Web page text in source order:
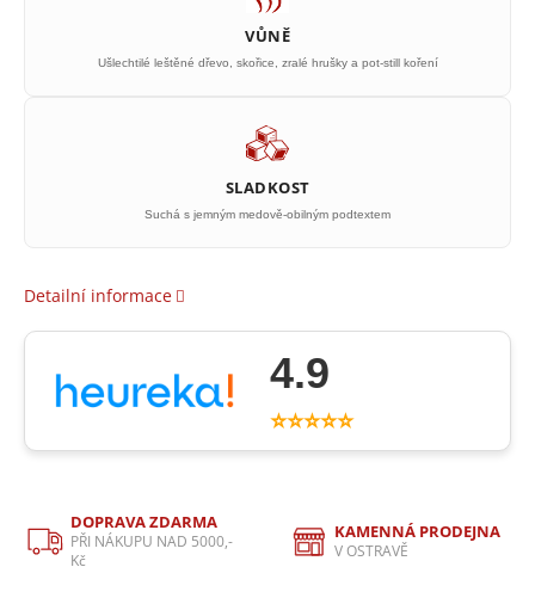
VŮNĚ
Ušlechtilé leštěné dřevo, skořice, zralé hrušky a pot-still koření
SLADKOST
Suchá s jemným medově-obilným podtextem
Detailní informace
4.9
⭐⭐⭐⭐⭐
DOPRAVA ZDARMA
PŘI NÁKUPU NAD 5000,-
Kč
KAMENNÁ PRODEJNA
V OSTRAVĚ